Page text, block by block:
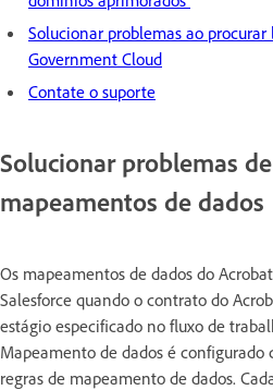
Solucionar problemas ao
Government Cloud
Contate o suporte
Solucionar problemas
mapeamentos de dados
Os mapeamentos de dados do
Salesforce quando o contrato do
estágio especificado no fluxo de
Mapeamento de dados é
regras de mapeamento de dados.